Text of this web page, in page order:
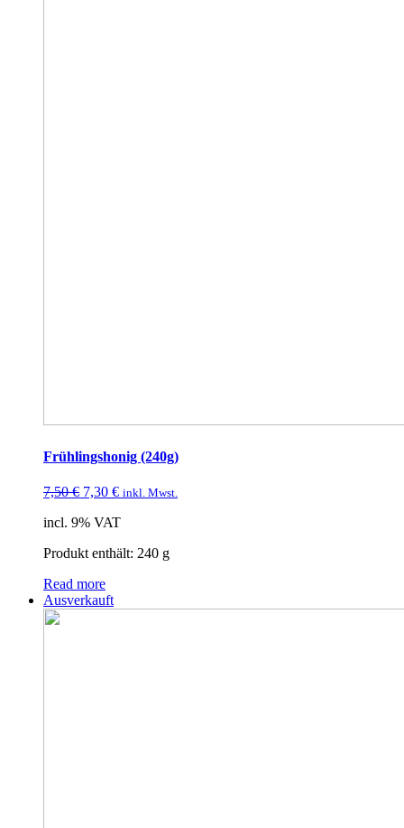
Frühlingshonig (240g)
7,50€ 7,30 € inkl. Mwst.
incl. 9% VAT
Produkt enthält: 240 g
Read more
Ausverkauft